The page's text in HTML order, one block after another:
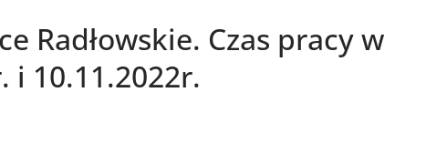
Radłowskie. Czas pracy w
i 10.11.2022r.